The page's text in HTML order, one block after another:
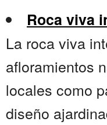
Roca viva
La roca viva
afloramientos
locales como
diseño